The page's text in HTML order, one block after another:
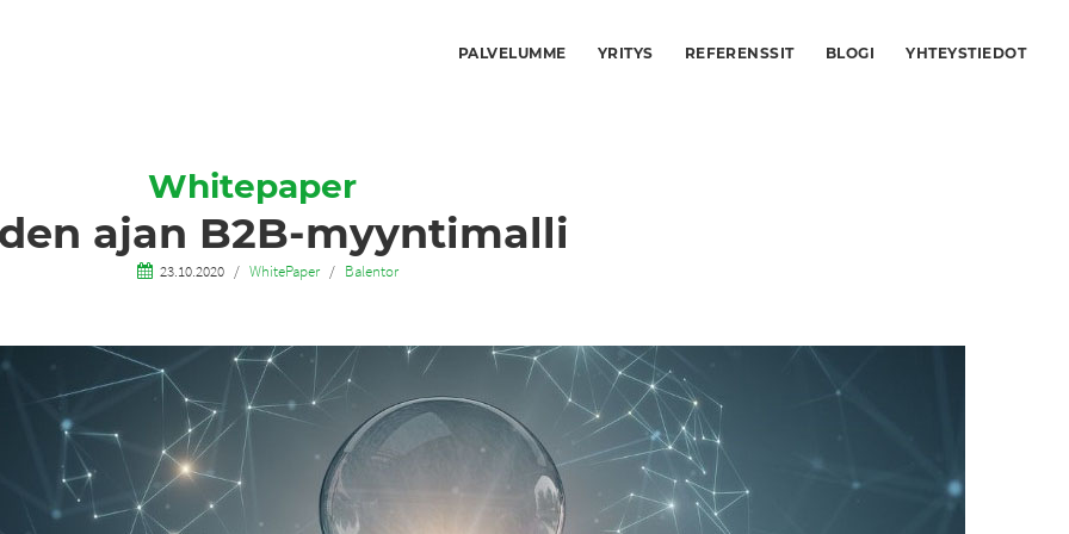
PALVELUMME YRITYS REFERENSSIT BLOGI YHTEYSTIEDOT
Whitepaper
ajan B2B-myyntimalli
23.10.2020 WhitePaper Balentor